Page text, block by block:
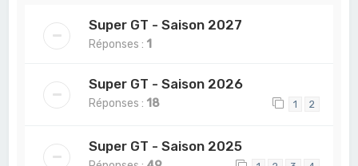
Super GT - Saison 2027
Réponses : 1
Super GT - Saison 2026
Réponses : 18 1 2
Super GT - Saison 2025